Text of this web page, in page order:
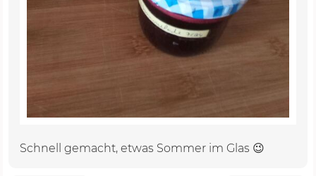
Schnell gemacht, etwas Sommer im Glas 😉